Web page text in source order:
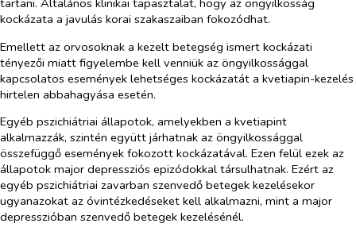
tartani. Általános klinikai tapasztalat, hogy az öngyilkosság
kockázata a javulás korai szakaszaiban fokozódhat.
Emellett az orvosoknak a kezelt betegség ismert kockázati
tényezői miatt figyelembe kell venniük az öngyilkossággal
kapcsolatos események lehetséges kockázatát a kvetiapin-kezelés
hirtelen abbahagyása esetén.
Egyéb pszichiátriai állapotok, amelyekben a kvetiapint
alkalmazzák, szintén együtt járhatnak az öngyilkossággal
összefüggő események fokozott kockázatával. Ezen felül ezek az
állapotok major depressziós epizódokkal társulhatnak. Ezért az
egyéb pszichiátriai zavarban szenvedő betegek kezelésekor
ugyanazokat az óvintézkedéseket kell alkalmazni, mint a major
depresszióban szenvedő betegek kezelésénél.